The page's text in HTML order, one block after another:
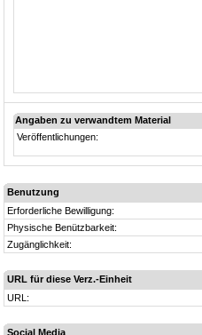
Angaben zu verwandtem Material
Veröffentlichungen:
Benutzung
Erforderliche Bewilligung:
Physische Benützbarkeit:
Zugänglichkeit:
URL für diese Verz.-Einheit
URL:
Social Media